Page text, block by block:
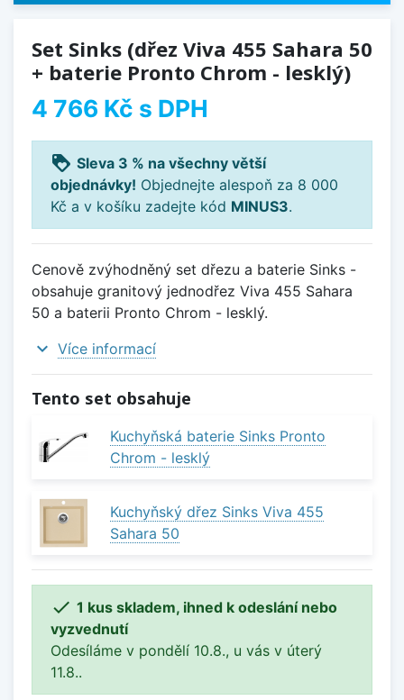
Set Sinks (dřez Viva 455 Sahara 50
+ baterie Pronto Chrom - lesklý)
4 766 Kč s DPH
loyalty Sleva 3 % na všechny větší
objednávky! Objednejte alespoň za 8 000
Kč a v košíku zadejte kód MINUS3.
Cenově zvýhodněný set dřezu a baterie Sinks -
obsahuje granitový jednodřez Viva 455 Sahara
50 a baterii Pronto Chrom - lesklý.
expand_more Více informací
Tento set obsahuje
Kuchyňská baterie Sinks Pronto
Chrom - lesklý
Kuchyňský dřez Sinks Viva 455
Sahara 50
 1 kus skladem, ihned k odeslání nebo
vyzvednutí
Odesíláme v pondělí 10.8., u vás v úterý
11.8..